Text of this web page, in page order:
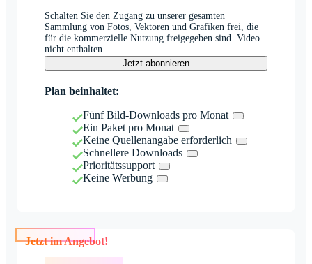
Schalten Sie den Zugang zu unserer gesamten
Sammlung von Fotos, Vektoren und Grafiken frei, die
für die kommerzielle Nutzung freigegeben sind. Video
nicht enthalten.
Jetzt abonnieren
Plan beinhaltet:
Fünf Bild-Downloads pro Monat
Ein Paket pro Monat
Keine Quellenangabe erforderlich
Schnellere Downloads
Prioritätssupport
Keine Werbung
Jetzt im Angebot!